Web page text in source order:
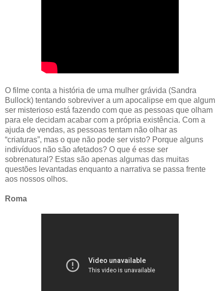
O filme conta a história de uma mulher grávida (Sandra
Bullock) tentando sobreviver a um apocalipse em que algum
ser misterioso está fazendo com que as pessoas que olham
para ele decidam acabar com a própria existência. Com a
ajuda de vendas, as pessoas tentam não olhar as
“criaturas”, mas o que não pode ser visto? Porque alguns
indivíduos não são afetados? O que é esse ser
sobrenatural? Estas são apenas algumas das muitas
questões levantadas enquanto a narrativa se passa frente
aos nossos olhos.
Roma